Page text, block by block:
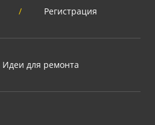
/ Регистрация
Идеи для ремонта